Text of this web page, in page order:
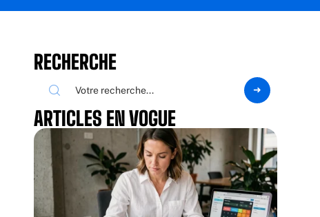
RECHERCHE
ARTICLES EN VOGUE